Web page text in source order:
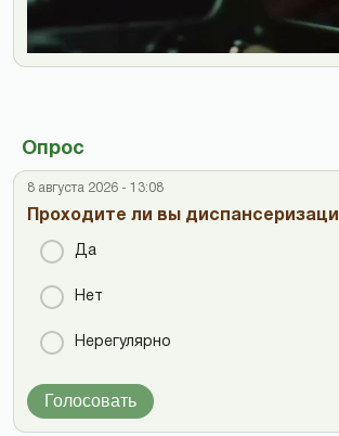
Опрос
8 августа 2026 - 13:08
Проходите ли вы
Да
Нет
Нерегулярно
Голосовать